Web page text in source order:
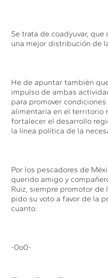
Se trata de coadyuvar,
una mejor distribución de
He de apuntar también
impulso de ambas
para promover
alimentaria en el territorio
fortalecer el desarrollo
la línea política de la
Por los pescadores de
querido amigo y
Ruiz, siempre promotor
pido su voto a favor de la
cuanto.
-0o0-